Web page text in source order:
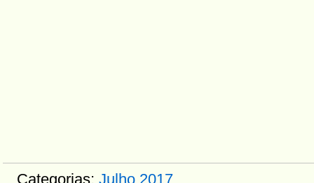
Categorias: Julho 2017